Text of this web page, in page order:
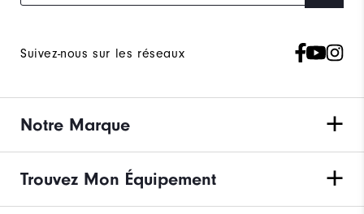
Suivez-nous sur les réseaux
Notre Marque
Trouvez Mon Équipement